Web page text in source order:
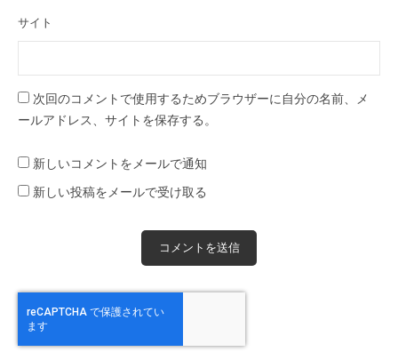
サイト
次回のコメントで使用するためブラウザーに自分の名前、メ
ールアドレス、サイトを保存する。
新しいコメントをメールで通知
新しい投稿をメールで受け取る